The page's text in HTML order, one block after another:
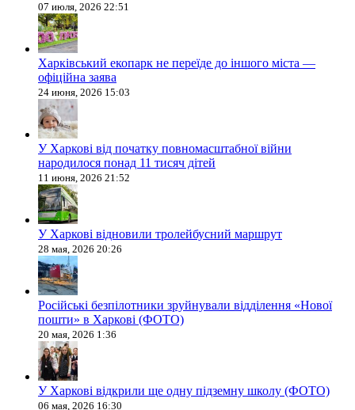
07 июля, 2026 22:51
Харківський екопарк не переїде до іншого міста —
офіційна заява
24 июня, 2026 15:03
У Харкові від початку повномасштабної війни
народилося понад 11 тисяч дітей
11 июня, 2026 21:52
У Харкові відновили тролейбусний маршрут
28 мая, 2026 20:26
Російські безпілотники зруйнували відділення «Нової
пошти» в Харкові (ФОТО)
20 мая, 2026 1:36
У Харкові відкрили ще одну підземну школу (ФОТО)
06 мая, 2026 16:30